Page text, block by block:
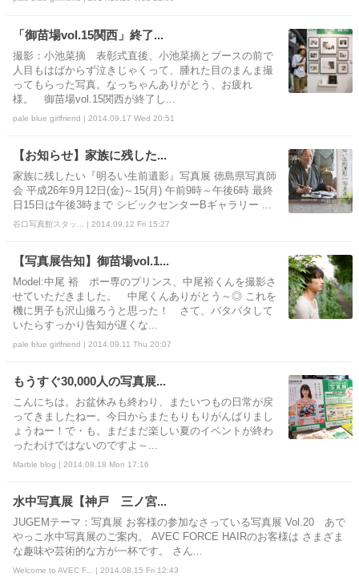
「御苗場vol.15関西」終了...
撮影：小池菜摘 表彰式直後、小池菜摘とブースの前で
人目もはばからず泣きじゃくって、腫れた目のまんま撮
ってもらった写真。なっちゃんありがとう、お疲れ
様。 御苗場vol.15関西が終了し...
pale blue girlfriend | 2014.09.17 Wed 20:51
【お知らせ】家族に残した...
家族に残したい『明るい生前遺影』写真展 徳島県写真師
会 平成26年9月12日(金)～15(月) 午前9時～午後6時 最終
日15日は午後3時まで シビックセンターBギャラリー ...
谷口写真館スタッ... | 2014.09.12 Fri 15:27
【写真展告知】御苗場vol.1...
Model:中尾 裕 ポー専のプリンス、中尾裕くんを撮影さ
せていただきました。 中尾くんありがとう～◎ これを
機に男子も沢山撮ろうと思った！ さて、バタバタして
いたらすっかり告知が遅くな...
pale blue girlfriend | 2014.09.11 Thu 20:07
もうすぐ30,000人の写真展...
こんにちは。お盆休みも終わり、またいつもの日常が戻
ってきましたねー。今日からまたもりもりがんばりまし
ょうねー！で・も。まだまだ楽しい夏のイベントが終わ
ったわけではないのですよ～...
Marble blog | 2014.08.18 Mon 17:16
水中写真展【神戸 三ノ宮...
JUGEMテーマ：写真展 お客様の参加なさっている写真展 Vol.20 あで
やっこ水中写真展のご案内。 AVEC FORCE HAIRのお客様は さまざま
な趣味や芸術的な方が一杯です。 さん...
Welcome to AVEC F... | 2014.08.15 Fri 12:43